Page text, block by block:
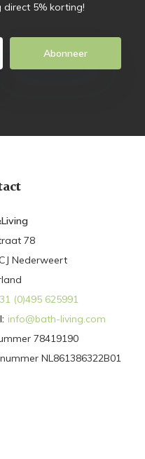
direct 5% korting!
Abonneer
78
Nederweert
(0)495 625991
info@bath-living.com
78419190
NL861386322B01